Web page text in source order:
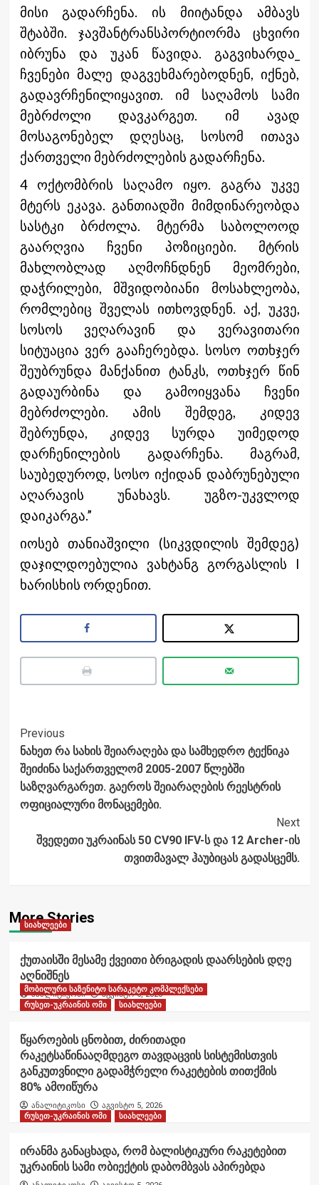
მისი გადარჩენა. ის მიიტანდა ამბავს
შტაბში. ჯავშანტრანსპორტიორმა ცხვირი
იბრუნა და უკან წავიდა. გაგვიხარდა_
ჩვენები მალე დაგვეხმარებოდნენ, იქნებ,
გადავრჩენილიყავით. იმ საღამოს სამი
მებრძოლი დავკარგეთ. იმ ავად
მოსაგონებელ დღესაც, სოსომ ითავა
ქართველი მებრძოლების გადარჩენა.
4 ოქტომბრის საღამო იყო. გაგრა უკვე
მტერს ეკავა. განთიადში მიმდინარეობდა
სასტკი ბრძოლა. მტერმა საბოლოოდ
გაარღვია ჩვენი პოზიციები. მტრის
მახლობლად აღმოჩნდნენ მეომრები,
დაჭრილები, მშვიდობიანი მოსახლეობა,
რომლებიც შველას ითხოვდნენ. აქ, უკვე,
სოსოს ვეღარავინ და ვერავითარი
სიტუაცია ვერ გააჩერებდა. სოსო ოთხჯერ
შეუბრუნდა მანქანით ტანკს, ოთხჯერ წინ
გადაურბინა და გამოიყვანა ჩვენი
მებრძოლები. ამის შემდეგ, კიდევ
შებრუნდა, კიდევ სურდა უიმედოდ
დარჩენილების გადარჩენა. მაგრამ,
საუბედუროდ, სოსო იქიდან დაბრუნებული
აღარავის უნახავს. უგზო-უკვლოდ
დაიკარგა.”
იოსებ თანიაშვილი (სიკვდილის შემდეგ)
დაჯილდოებულია ვახტანგ გორგასლის I
ხარისხის ორდენით.
Post
Navigation
Previous
ნახეთ რა სახის შეიარაღება და სამხედრო ტექნიკა
შეიძინა საქართველომ 2005-2007 წლებში
საზღვარგარეთ. გაეროს შეიარაღების რეესტრის
ოფიციალური მონაცემები.
Next
შვედეთი უკრაინას 50 CV90 IFV-ს და 12 Archer-ის
თვითმავალ ჰაუბიცას გადასცემს.
More Stories
სიახლეები
ქუთაისში მესამე ქვეითი ბრიგადის დაარსების დღე
აღნიშნეს
ანალიტიკოსი აგვისტო 6, 2026
მობილური საზენიტო სარაკეტო კომპლექსები
რუსეთ-უკრაინის ომი
სიახლეები
წყაროების ცნობით, ძირითადი
რაკეტსაწინააღმდეგო თავდაცვის სისტემისთვის
განკუთვნილი გადამჭრელი რაკეტების თითქმის
80% ამოიწურა
ანალიტიკოსი
აგვისტო 5, 2026
რუსეთ-უკრაინის ომი
სიახლეები
ირანმა განაცხადა, რომ ბალისტიკური რაკეტებით
უკრაინის სამი ობიექტის დაბომბვას აპირებდა